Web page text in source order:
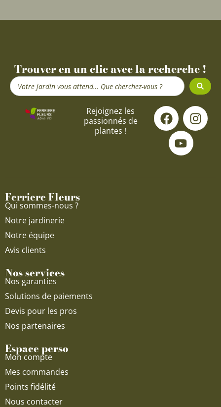
Trouver en un clic avec la recherche !
Search
...
Rejoignez les
passionnés de
plantes !
F
a
c
e
o
I
n
s
g
Y
o
u
t
u
b
Ferriere Fleurs
Qui sommes-nous ?
Notre jardinerie
Notre équipe
Avis clients
Nos services
Nos garanties
Solutions de paiements
Devis pour les pros
Nos partenaires
Espace perso
Mon compte
Mes commandes
Points fidélité
Nous contacter